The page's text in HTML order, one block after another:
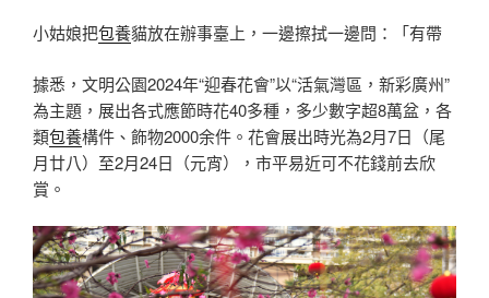
小姑娘把包養貓放在辦事臺上，一邊擦拭一邊問：「有帶
據悉，文明公園2024年“迎春花會”以“活氣灣區，新彩廣州”
為主題，展出各式應節時花40多種，多少數字超8萬盆，各
類包養構件、飾物2000余件。花會展出時光為2月7日（尾
月廿八）至2月24日（元宵），市平易近可不花錢前去欣
賞。